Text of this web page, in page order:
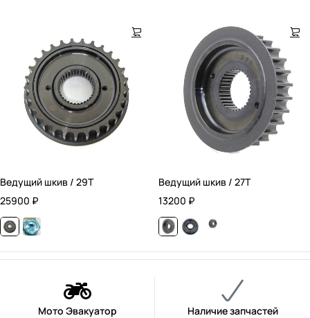
Ведущий шкив / 29T
25900 ₽
Ведущий шкив / 27T
13200 ₽
Мото Эвакуатор Наличие запчастей